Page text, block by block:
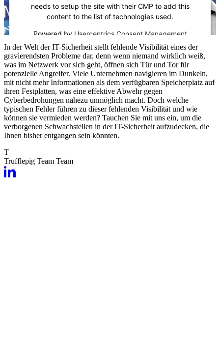
needs to setup the site with their CMP to add this
content to the list of technologies used.
Powered by Usercentrics Consent Management
Platform
In der Welt der IT-Sicherheit stellt fehlende Visibilität eines der
gravierendsten Probleme dar, denn wenn niemand wirklich weiß,
was im Netzwerk vor sich geht, öffnen sich Tür und Tor für
potenzielle Angreifer. Viele Unternehmen navigieren im Dunkeln,
mit nicht mehr Informationen als dem verfügbaren Speicherplatz auf
ihren Festplatten, was eine effektive Abwehr gegen
Cyberbedrohungen nahezu unmöglich macht. Doch welche
typischen Fehler führen zu dieser fehlenden Visibilität und wie
können sie vermieden werden? Tauchen Sie mit uns ein, um die
verborgenen Schwachstellen in der IT-Sicherheit aufzudecken, die
Ihnen bisher entgangen sein könnten.
T
Trufflepig Team Team